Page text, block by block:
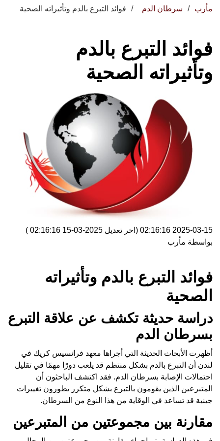
مأرب سرطان الدم فوائد التبرع بالدم وتأثيراته الصحية
فوائد التبرع بالدم
وتأثيراته الصحية
2025-03-15 02:16:16 (اخر تعديل 2025-03-15 02:16:16
)
بواسطة مأرب
فوائد التبرع بالدم وتأثيراته
الصحية
دراسة حديثة تكشف عن علاقة التبرع
بسرطان الدم
أظهرت الأبحاث الحديثة التي أجراها معهد فرانسيس كريك في
لندن أن التبرع بالدم بشكل منتظم قد يلعب دورًا مهمًا في تقليل
احتمالات الإصابة بسرطان الدم. فقد اكتشف الباحثون أن
المتبرعين الذين يقومون بالتبرع بشكل متكرر يطورون تغييرات
جينية قد تساعد في الوقاية من هذا النوع من السرطان.
مقارنة بين مجموعتين من المتبرعين